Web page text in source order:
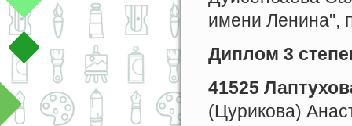
имени Ленина",
Диплом 3
41525
(Цурикова)